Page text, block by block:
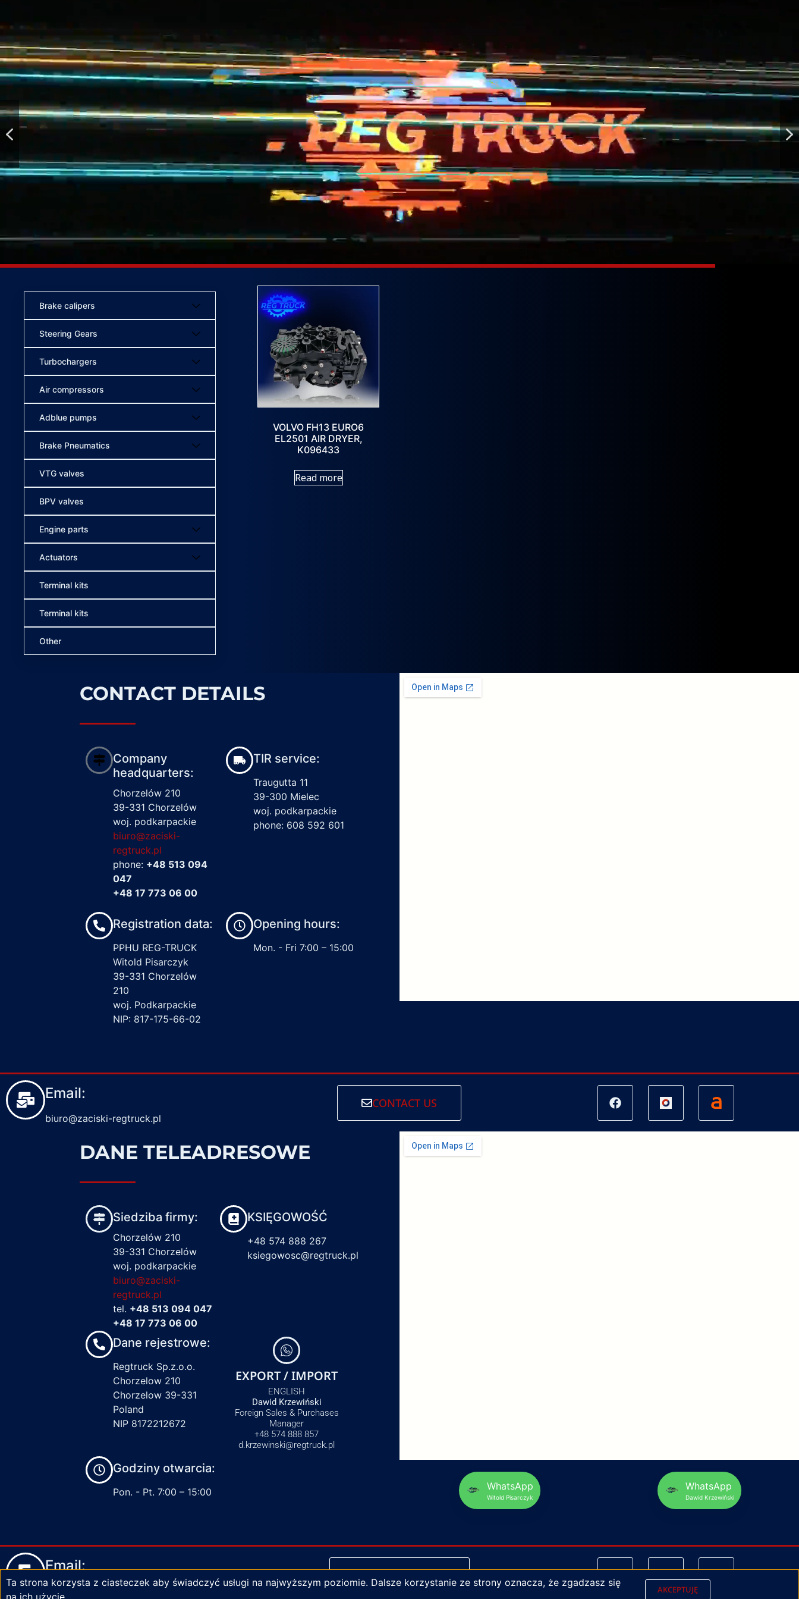
Brake calipers
Steering Gears
Turbochargers
Air compressors
Adblue pumps
Brake Pneumatics
VTG valves
BPV valves
Engine parts
Actuators
Terminal kits
Terminal kits
Other
VOLVO FH13 EURO6
EL2501 AIR DRYER,
K096433
Read more
CONTACT DETAILS
Company
headquarters:
Chorzelów 210
39-331 Chorzelów
woj. podkarpackie
biuro@zaciski-
regtruck.pl
phone: +48 513 094
047
+48 17 773 06 00
TIR service:
Traugutta 11
39-300 Mielec
woj. podkarpackie
phone: 608 592 601
Registration data:
PPHU REG-TRUCK
Witold Pisarczyk
39-331 Chorzelów
210
woj. Podkarpackie
NIP: 817-175-66-02
Opening hours:
Mon. - Fri 7:00 – 15:00
Email:
biuro@zaciski-regtruck.pl
CONTACT US
DANE TELEADRESOWE
Siedziba firmy:
Chorzelów 210
39-331 Chorzelów
woj. podkarpackie
biuro@zaciski-
regtruck.pl
tel. +48 513 094 047
+48 17 773 06 00
KSIĘGOWOŚĆ
+48 574 888 267
ksiegowosc@regtruck.pl
Dane rejestrowe:
Regtruck Sp.z.o.o.
Chorzelow 210
Chorzelow 39-331
Poland
NIP 8172212672
EXPORT / IMPORT
ENGLISH
Dawid Krzewiński
Foreign Sales & Purchases
Manager
+48 574 888 857
d.krzewinski@regtruck.pl
Godziny otwarcia:
Pon. - Pt. 7:00 – 15:00
WhatsApp
Witold Pisarczyk
WhatsApp
Dawid Krzewiński
Email:
biuro@zaciski-regtruck.pl
NAPISZ DO NAS
Ta strona korzysta z ciasteczek aby świadczyć usługi na najwyższym poziomie. Dalsze korzystanie ze strony oznacza, że zgadzasz się
na ich użycie
AKCEPTUJĘ